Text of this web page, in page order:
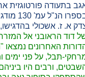
בתעודה פורטוגזית
בספרו
א. ז. אשכולי בהדגישו,
דוד הראובני אל
האחרונים נמצאו
תבל, על פני
ורבים היו